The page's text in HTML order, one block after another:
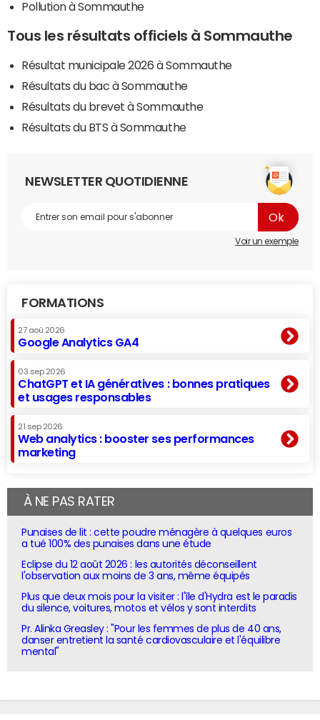
Pollution à Sommauthe
Tous les résultats officiels à Sommauthe
Résultat municipale 2026 à Sommauthe
Résultats du bac à Sommauthe
Résultats du brevet à Sommauthe
Résultats du BTS à Sommauthe
NEWSLETTER QUOTIDIENNE
Voir un exemple
FORMATIONS
27 aoû 2026
Google Analytics GA4
03 sep 2026
ChatGPT et IA génératives : bonnes pratiques
et usages responsables
21 sep 2026
Web analytics : booster ses performances
marketing
À NE PAS RATER
Punaises de lit : cette poudre ménagère à quelques euros
a tué 100% des punaises dans une étude
Eclipse du 12 août 2026 : les autorités déconseillent
l'observation aux moins de 3 ans, même équipés
Plus que deux mois pour la visiter : l'île d'Hydra est le paradis
du silence, voitures, motos et vélos y sont interdits
Pr. Alinka Greasley : "Pour les femmes de plus de 40 ans,
danser entretient la santé cardiovasculaire et l'équilibre
mental"